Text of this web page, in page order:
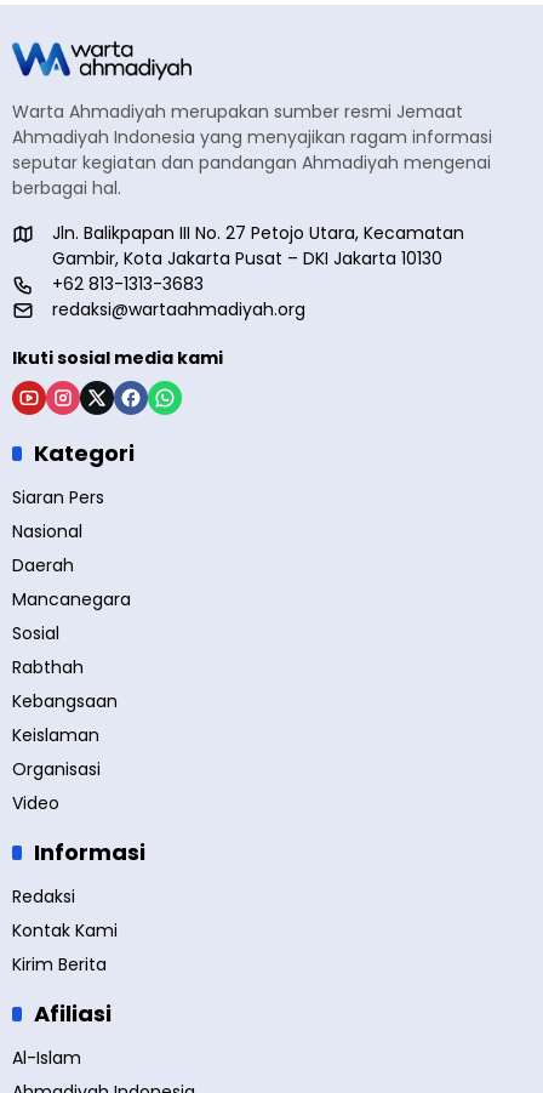
Warta Ahmadiyah merupakan sumber resmi Jemaat
Ahmadiyah Indonesia yang menyajikan ragam informasi
seputar kegiatan dan pandangan Ahmadiyah mengenai
berbagai hal.
Jln. Balikpapan III No. 27 Petojo Utara, Kecamatan
Gambir, Kota Jakarta Pusat – DKI Jakarta 10130
+62 813-1313-3683
redaksi@wartaahmadiyah.org
Ikuti sosial media kami
Kategori
Siaran Pers
Nasional
Daerah
Mancanegara
Sosial
Rabthah
Kebangsaan
Keislaman
Organisasi
Video
Informasi
Redaksi
Kontak Kami
Kirim Berita
Afiliasi
Al-Islam